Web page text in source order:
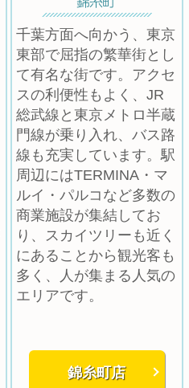
千葉方面へ向かう、東京
東部で屈指の繁華街とし
て有名な街です。アクセ
スの利便性もよく、JR
総武線と東京メトロ半蔵
門線が乗り入れ、バス路
線も充実しています。駅
周辺にはTERMINA・マ
ルイ・パルコなど多数の
商業施設が集結してお
り、スカイツリーも近く
にあることから観光客も
多く、人が集まる人気の
エリアです。
錦糸町店